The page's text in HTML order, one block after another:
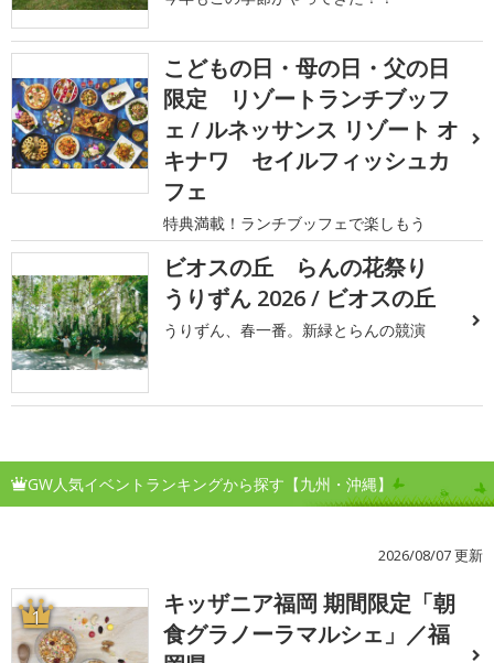
こどもの日・母の日・父の日
限定 リゾートランチブッフ
ェ / ルネッサンス リゾート オ
キナワ セイルフィッシュカ
フェ
特典満載！ランチブッフェで楽しもう
ビオスの丘 らんの花祭り
うりずん 2026 / ビオスの丘
うりずん、春一番。新緑とらんの競演
GW人気イベントランキングから探す【九州・沖縄】
2026/08/07 更新
1
キッザニア福岡 期間限定「朝
食グラノーラマルシェ」／福